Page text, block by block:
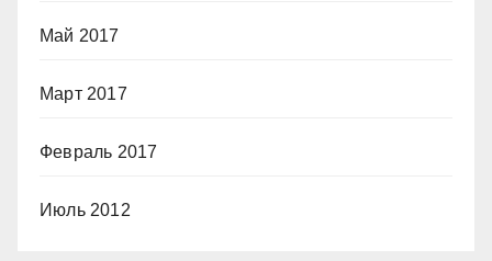
Май 2017
Март 2017
Февраль 2017
Июль 2012